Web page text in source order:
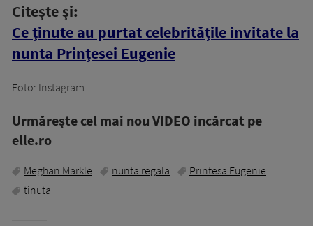
Citește și:
Ce ținute au purtat celebritățile invitate la
nunta Prințesei Eugenie
Foto: Instagram
Urmăreşte cel mai nou VIDEO incărcat pe
elle.ro
Meghan Markle nunta regala
Printesa Eugenie
tinuta